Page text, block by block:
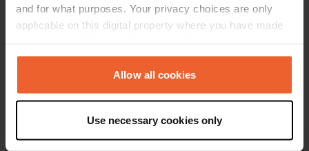
and for what purposes. Your privacy choices are only
applicable on this digital property where you have made
any time from the Cookie Declaration or by clicking on
the Privacy trigger icon.
Collect information about your geographical location
which can be accurate to within several meters
Allow all cookies
Use necessary cookies only
Contact
Calle Alcalde Jose Rodriguez